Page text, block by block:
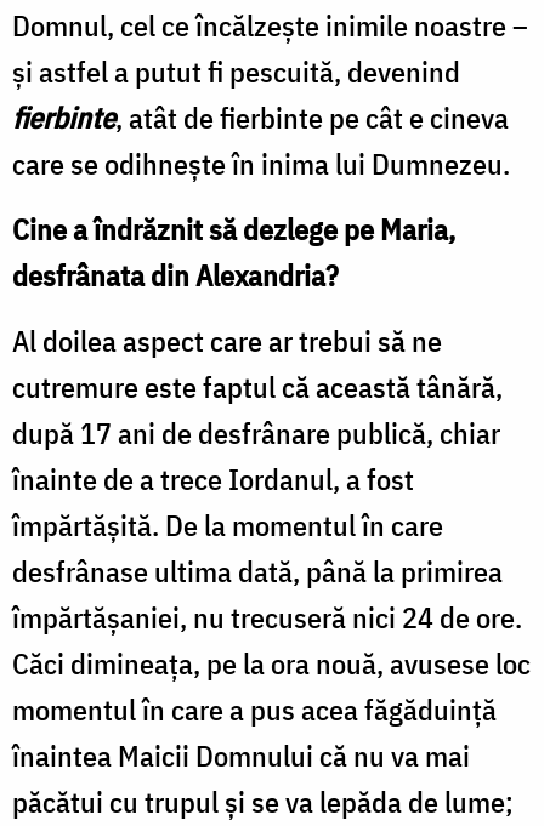
Domnul, cel ce încălzeşte inimile noastre –
şi astfel a putut fi pescuită, devenind
fierbinte, atât de fierbinte pe cât e cineva
care se odihneşte în inima lui Dumnezeu.
Cine a îndrăznit să dezlege pe Maria,
desfrânata din Alexandria?
Al doilea aspect care ar trebui să ne
cutremure este faptul că această tânără,
după 17 ani de desfrânare publică, chiar
înainte de a trece Iordanul, a fost
împărtăşită. De la momentul în care
desfrânase ultima dată, până la primirea
împărtăşaniei, nu trecuseră nici 24 de ore.
Căci dimineaţa, pe la ora nouă, avusese loc
momentul în care a pus acea făgăduinţă
înaintea Maicii Domnului că nu va mai
păcătui cu trupul şi se va lepăda de lume;